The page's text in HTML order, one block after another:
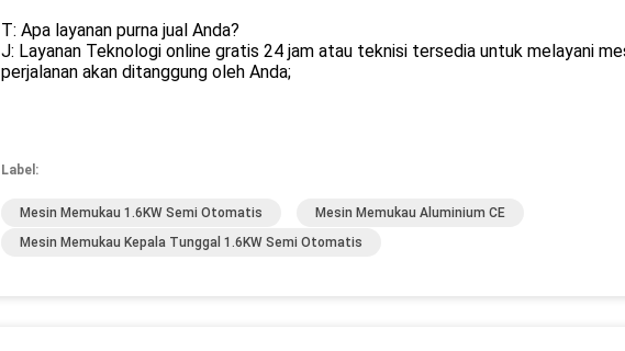
T: Apa layanan purna jual Anda?
J: Layanan Teknologi online gratis 24 jam atau teknisi tersedia untuk melayani
perjalanan akan ditanggung oleh Anda;
Label:
Mesin Memukau 1.6KW Semi Otomatis
Mesin Memukau Aluminium CE
Mesin Memukau Kepala Tunggal 1.6KW Semi Otomatis